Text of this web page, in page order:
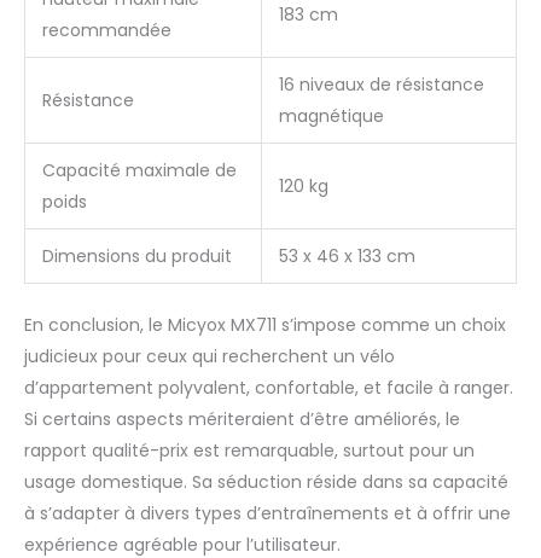
parfaitement au petit
salon. Il peut être
entièrement replié pour
occuper un minimum
d'espace de stockage
Livré avec des roues de
transport pour vous
déplacer facilement
d'une pièce à l'autre.
【Stable & Adapté à
Ce vélo stationnaire de
fitness est fabriqué en
acier robuste et
dispose d'une
construction stable qui
peut supporter jusqu'à
120 kg. Avec une
hauteur de siège
réglable sur 7 niveaux, il
recommandée
183 cm
Résistance
16 niveaux de résistance
magnétique
Capacité maximale de
poids
120 kg
Dimensions du produit 53 x 46 x 133 cm
En conclusion, le Micyox MX711 s’impose comme un choix
judicieux pour ceux qui recherchent un vélo
d’appartement polyvalent, confortable, et facile à ranger.
Si certains aspects mériteraient d’être améliorés, le
rapport qualité-prix est remarquable, surtout pour un
usage domestique. Sa séduction réside dans sa capacité
à s’adapter à divers types d’entraînements et à offrir une
expérience agréable pour l’utilisateur.